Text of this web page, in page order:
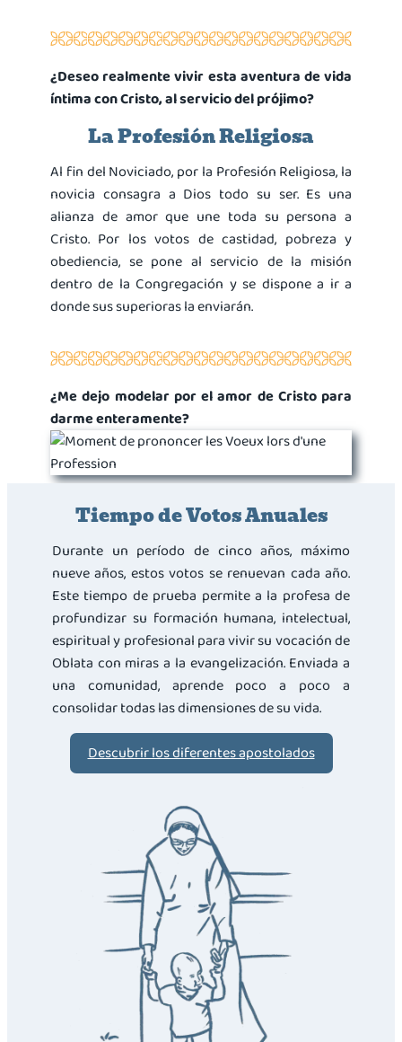
¿Deseo realmente vivir esta aventura de vida
íntima con Cristo, al servicio del prójimo?
La Profesión Religiosa
Al fin del Noviciado, por la Profesión Religiosa, la
novicia consagra a Dios todo su ser. Es una
alianza de amor que une toda su persona a
Cristo. Por los votos de castidad, pobreza y
obediencia, se pone al servicio de la misión
dentro de la Congregación y se dispone a ir a
donde sus superioras la enviarán.
¿Me dejo modelar por el amor de Cristo para
darme enteramente?
Tiempo de Votos Anuales
Durante un período de cinco años, máximo
nueve años, estos votos se renuevan cada año.
Este tiempo de prueba permite a la profesa de
profundizar su formación humana, intelectual,
espiritual y profesional para vivir su vocación de
Oblata con miras a la evangelización. Enviada a
una comunidad, aprende poco a poco a
consolidar todas las dimensiones de su vida.
Descubrir los diferentes apostolados